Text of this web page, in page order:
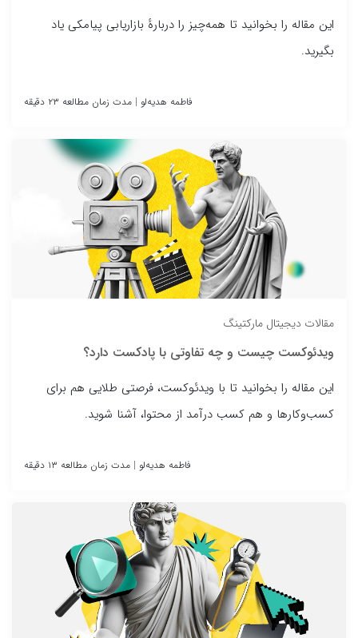
این مقاله را بخوانید تا همه‌چیز را دربارهٔ بازاریابی پیامکی یاد
بگیرید.
فاطمه هدیه‌لو | مدت زمان مطالعه ۲۳ دقیقه
مقالات دیجیتال مارکتینگ
ویدئوکست چیست و چه تفاوتی با پادکست دارد؟
این مقاله را بخوانید تا با ویدئوکست، فرصتی طلایی هم برای
کسب‌وکارها و هم کسب‌ درآمد از محتوا، آشنا شوید.
فاطمه هدیه‌لو | مدت زمان مطالعه ۱۳ دقیقه